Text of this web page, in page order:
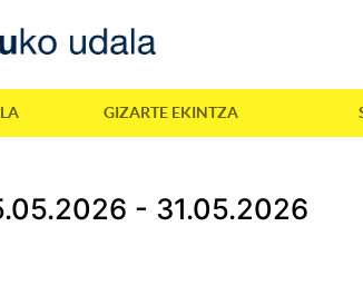
GIZARTE EKINTZA
- 31.05.2026